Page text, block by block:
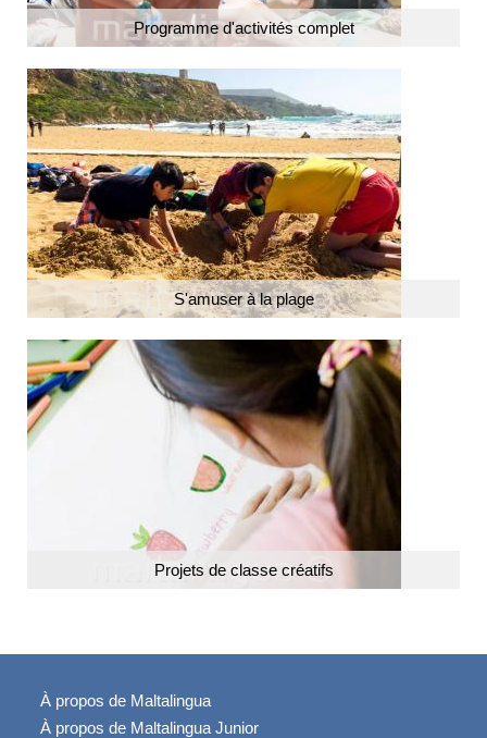
Programme d'activités complet
S'amuser à la plage
Projets de classe créatifs
À propos de Maltalingua
À propos de Maltalingua Junior